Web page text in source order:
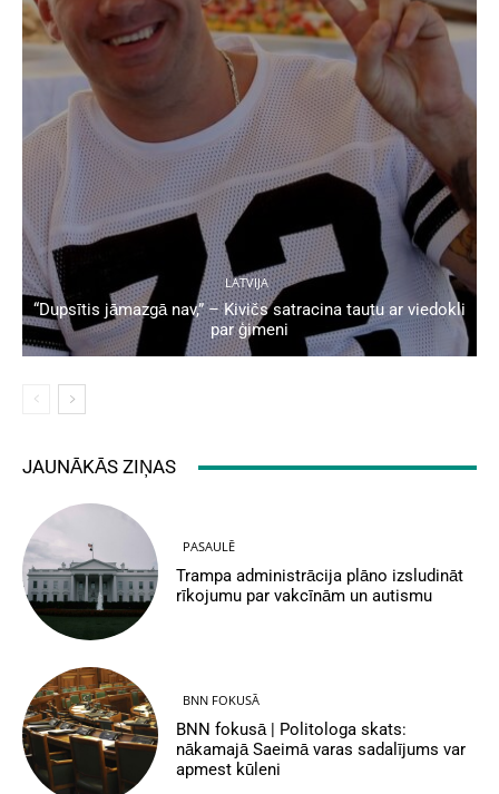
LATVIJA
“Dupsītis jāmazgā nav,” – Kivičs satracina tautu ar viedokli
par ģimeni
JAUNĀKĀS ZIŅAS
PASAULĒ
Trampa administrācija plāno izsludināt
rīkojumu par vakcīnām un autismu
BNN FOKUSĀ
BNN fokusā | Politologa skats:
nākamajā Saeimā varas sadalījums var
apmest kūleni